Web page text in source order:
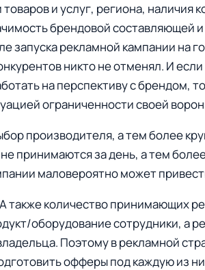
и услуг, региона, наличия
брендовой составляющей
запуска рекламной кампании на
никто не отменял. И
на перспективу с брендом,
ограниченности своей
производителя, а тем более
принимаются за день, а тем
маловероятно может
также количество принимающих
оборудование сотрудники, а
Поэтому в рекламной
офферы под каждую из